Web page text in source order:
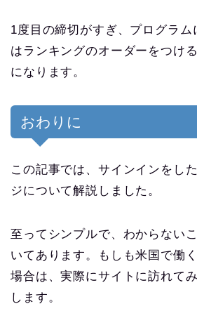
1度目の締切がすぎ、プログラム
はランキングのオーダーをつけ
になります。
おわりに
この記事では、サインインをし
ジについて解説しました。
至ってシンプルで、わからない
いてあります。もしも米国で働
場合は、実際にサイトに訪れて
します。